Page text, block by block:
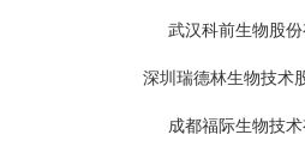
武汉科前生物股份
深圳瑞德林生物技术
成都福际生物技术